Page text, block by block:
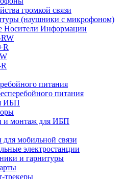
громкой связи
(наушники с микрофоном)
Носители Информации
питания
питания
ИБП
и монтаж для ИБП
для мобильной связи
электростанции
и гарнитуры
трекеры